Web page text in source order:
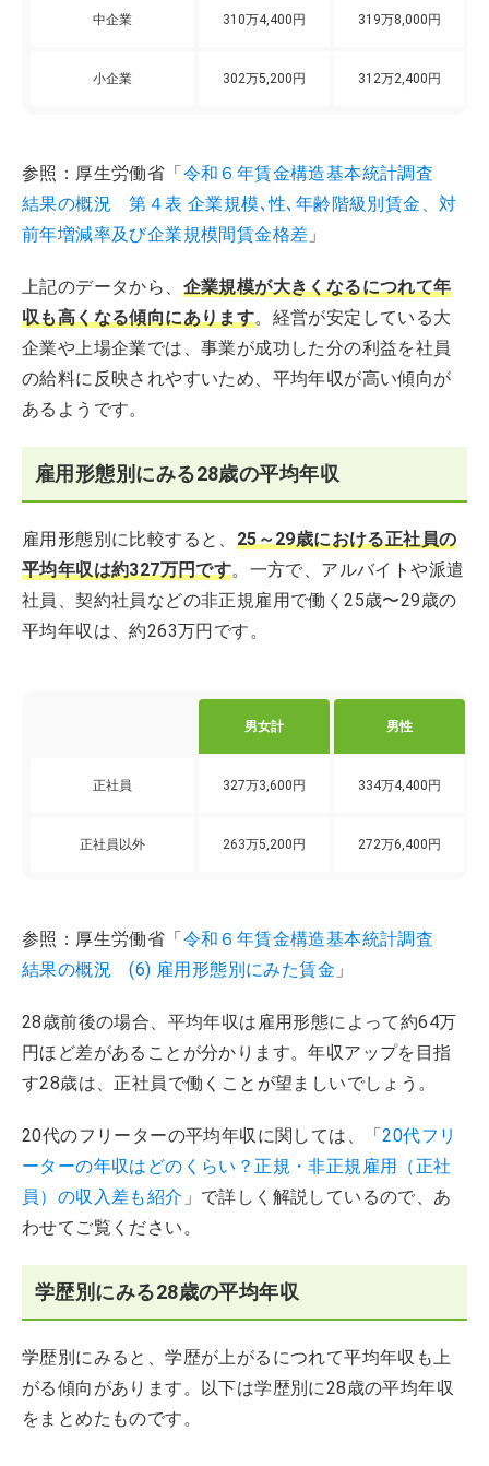
中企業 310万4,400円 319万8,000円
小企業 302万5,200円 312万2,400円
参照：厚生労働省「令和６年賃金構造基本統計調査
結果の概況 第４表 企業規模､性､年齢階級別賃金、対
前年増減率及び企業規模間賃金格差 」
上記のデータから、 企業規模が大きくなるにつれて年
収も高くなる傾向にあります。経営が安定している大
企業や上場企業では、事業が成功した分の利益を社員
の給料に反映されやすいため、平均年収が高い傾向が
あるようです。
雇用形態別にみる28歳の平均年収
雇用形態別に比較すると、 25～29歳における正社員の
平均年収は約327万円です。一方で、アルバイトや派遣
社員、契約社員などの非正規雇用で働く25歳〜29歳の
平均年収は、約263万円です。
男女計 男性
正社員 327万3,600円 334万4,400円
正社員以外 263万5,200円 272万6,400円
参照：厚生労働省「令和６年賃金構造基本統計調査
結果の概況 (6) 雇用形態別にみた賃金 」
28歳前後の場合、平均年収は雇用形態によって約64万
円ほど差があることが分かります。年収アップを目指
す28歳は、正社員で働くことが望ましいでしょう。
20代のフリーターの平均年収に関しては、「20代フリ
ーターの年収はどのくらい？正規・非正規雇用（正社
員）の収入差も紹介 」で詳しく解説しているので、あ
わせてご覧ください。
学歴別にみる28歳の平均年収
学歴別にみると、学歴が上がるにつれて平均年収も上
がる傾向があります。以下は学歴別に28歳の平均年収
をまとめたものです。